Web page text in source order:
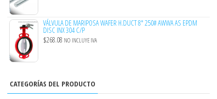
VÁLVULA DE MARIPOSA WAFER H.DUCT 8" 250# AWWA AS EPDM
DISC INX 304 C/P
$268.08 NO INCLUYE IVA
CATEGORÍAS DEL PRODUCTO